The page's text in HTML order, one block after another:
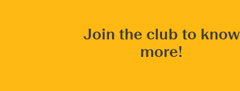
Join the club to know
more!